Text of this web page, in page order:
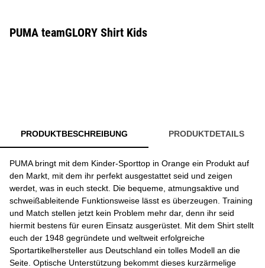
PUMA teamGLORY Shirt Kids
PRODUKTBESCHREIBUNG PRODUKTDETAILS
PUMA bringt mit dem Kinder-Sporttop in Orange ein Produkt auf
den Markt, mit dem ihr perfekt ausgestattet seid und zeigen
werdet, was in euch steckt. Die bequeme, atmungsaktive und
schweißableitende Funktionsweise lässt es überzeugen. Training
und Match stellen jetzt kein Problem mehr dar, denn ihr seid
hiermit bestens für euren Einsatz ausgerüstet. Mit dem Shirt stellt
euch der 1948 gegründete und weltweit erfolgreiche
Sportartikelhersteller aus Deutschland ein tolles Modell an die
Seite. Optische Unterstützung bekommt dieses kurzärmelige